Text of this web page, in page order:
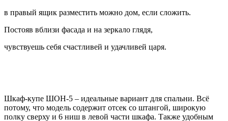
в правый ящик разместить можно дом, если сложить.
Постояв вблизи фасада и на зеркало глядя,
чувствуешь себя счастливей и удачливей царя.
Шкаф-купе ШОН-5 – идеальные вариант для спальни. Всё
потому, что модель содержит отсек со штангой, широкую
полку сверху и 6 ниш в левой части шкафа. Также удобным